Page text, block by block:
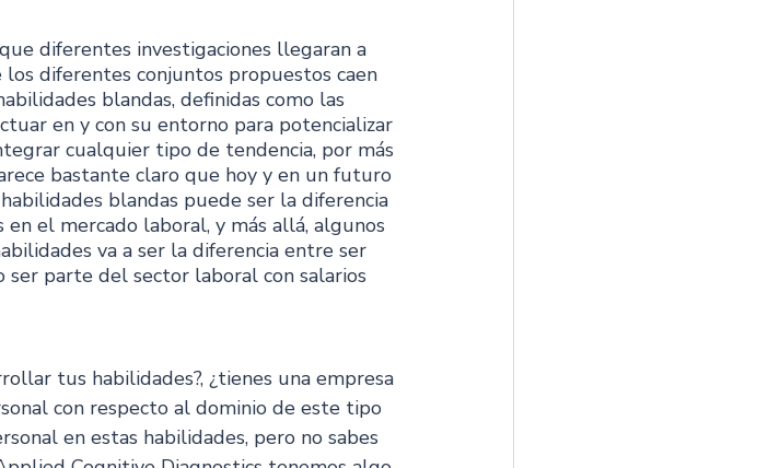
diferentes investigaciones llegaran a
diferentes conjuntos propuestos caen
blandas, definidas como las
en y con su entorno para potencializar
cualquier tipo de tendencia, por más
bastante claro que hoy y en un futuro
blandas puede ser la diferencia
el mercado laboral, y más allá, algunos
va a ser la diferencia entre ser
parte del sector laboral con salarios
tus habilidades?, ¿tienes una empresa
con respecto al dominio de este tipo
en estas habilidades, pero no sabes